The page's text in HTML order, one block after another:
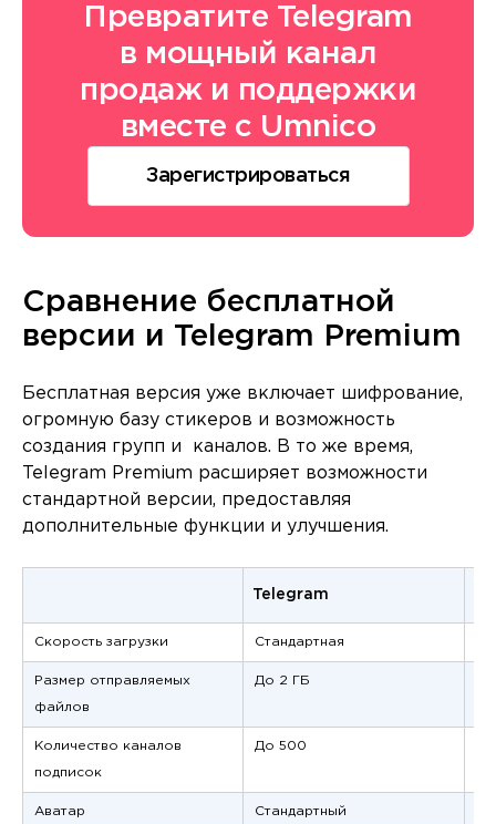
Превратите Telegram
в мощный канал
продаж и поддержки
вместе с Umnico
Зарегистрироваться
Сравнение бесплатной
версии и Telegram Premium
Бесплатная версия уже включает шифрование,
огромную базу стикеров и возможность
создания групп и каналов. В то же время,
Telegram Premium расширяет возможности
стандартной версии, предоставляя
дополнительные функции и улучшения.
Telegram
Скорость загрузки Стандартная
Размер отправляемых
файлов
До 2 ГБ
Количество каналов
подписок
До 500
Аватар Стандартный